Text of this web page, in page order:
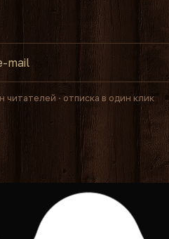
читателей · отписка в один клик